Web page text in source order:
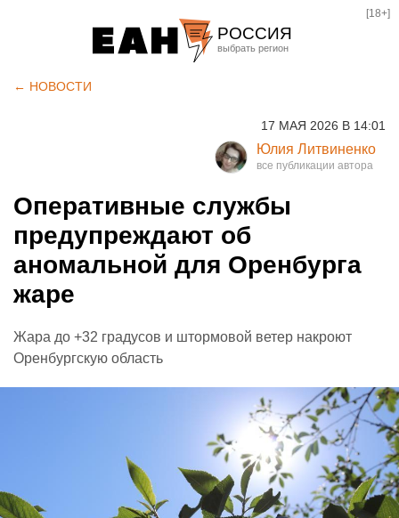
РОССИЯ
Курган
Оренбург
[18+]
← НОВОСТИ
17 МАЯ 2026 В 14:01
Юлия Литвиненко
Оперативные службы
предупреждают об
аномальной для Оренбурга
жаре
Жара до +32 градусов и штормовой ветер накроют
Оренбургскую область